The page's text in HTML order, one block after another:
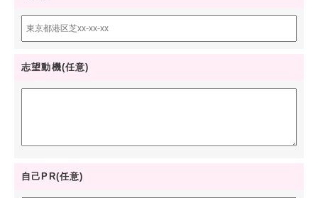
志望動機(任意)
自己PR(任意)